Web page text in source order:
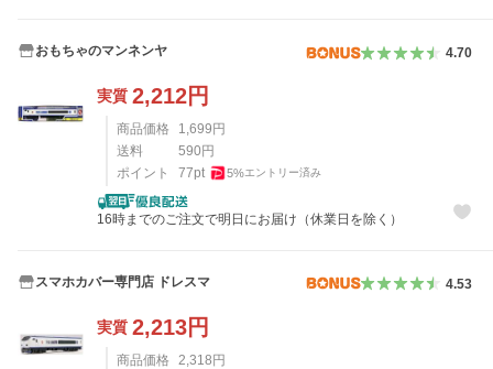
おもちゃのマンネンヤ 4.70
実質 2,212円
商品価格 1,699 円
送料
590 円
ポイント
77pt 5%エントリー済み
16時までのご注文で明日にお届け（休業日を除く）
スマホカバー専門店 ドレスマ 4.53
実質 2,213円
商品価格 2,318円